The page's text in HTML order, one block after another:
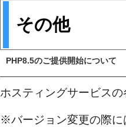
その他
PHP8.5のご提供開始について
ホスティングサービス
※バージョン変更の際に